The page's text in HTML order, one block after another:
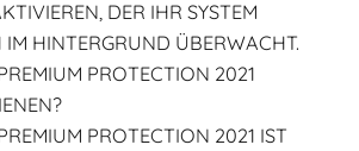
DER IHR SYSTEM
HINTERGRUND ÜBERWACHT.
PROTECTION 2021
PROTECTION 2021 IST